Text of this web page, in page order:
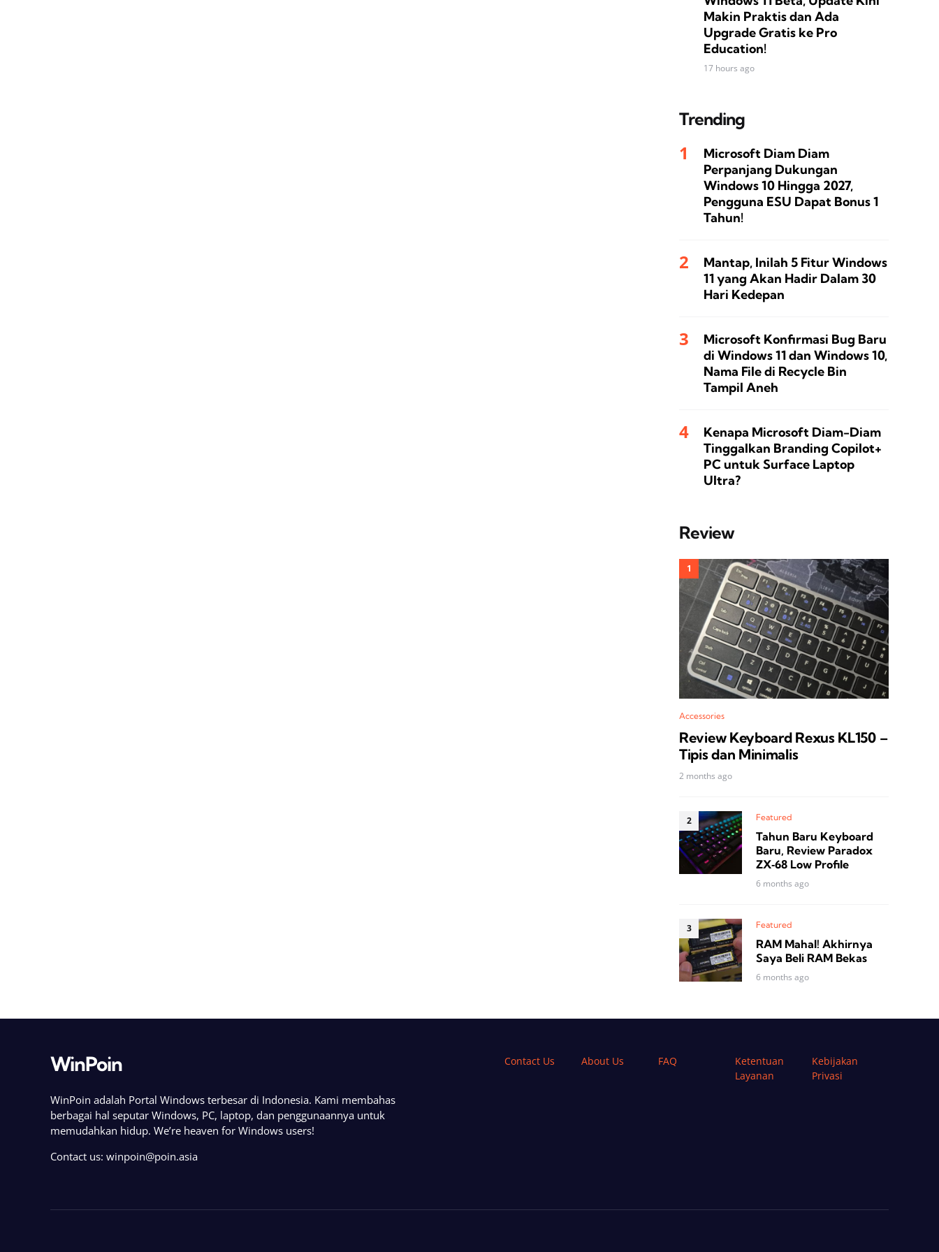
Makin Praktis dan Ada
Upgrade Gratis ke Pro
Education!
17 hours ago
Trending
Microsoft Diam Diam
Perpanjang Dukungan
Windows 10 Hingga 2027,
Pengguna ESU Dapat Bonus 1
Tahun!
Mantap, Inilah 5 Fitur Windows
11 yang Akan Hadir Dalam 30
Hari Kedepan
Microsoft Konfirmasi Bug Baru
di Windows 11 dan Windows 10,
Nama File di Recycle Bin
Tampil Aneh
Kenapa Microsoft Diam-Diam
Tinggalkan Branding Copilot+
PC untuk Surface Laptop
Ultra?
Review
Accessories
Review Keyboard Rexus KL150 –
Tipis dan Minimalis
2 months ago
Featured
Tahun Baru Keyboard
Baru, Review Paradox
ZX‑68 Low Profile
6 months ago
Featured
RAM Mahal! Akhirnya
Saya Beli RAM Bekas
6 months ago
WinPoin
WinPoin adalah Portal Windows terbesar di Indonesia. Kami membahas
berbagai hal seputar Windows, PC, laptop, dan penggunaannya untuk
memudahkan hidup. We’re heaven for Windows users!
Contact us: winpoin@poin.asia
Contact Us About Us FAQ
Ketentuan
Layanan
Kebijakan
Privasi